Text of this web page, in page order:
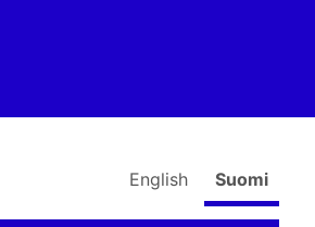
English Suomi